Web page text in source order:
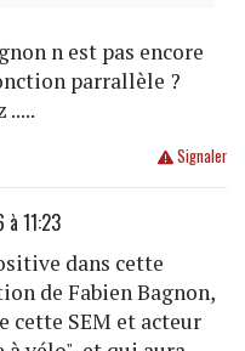
n est pas encore
parrallèle ?
.....
Signaler
11:23
dans cette
de Fabien Bagnon,
cette SEM et acteur